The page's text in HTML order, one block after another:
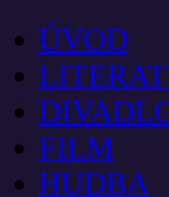
ÚVOD
FILM
HUDBA